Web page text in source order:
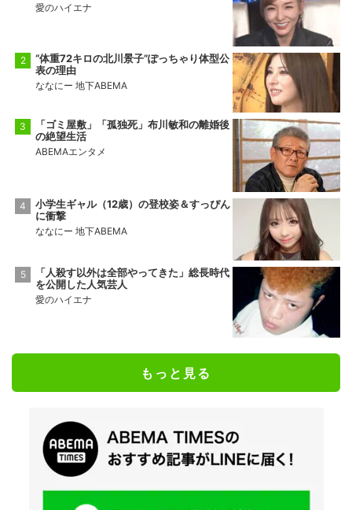
愛のハイエナ
“体重72キロの北川景子”ぽっちゃり体型公
表の理由
ななにー 地下ABEMA
「ゴミ屋敷」「孤独死」布川敏和の離婚後
の絶望生活
ABEMAエンタメ
小学生ギャル（12歳）の登校姿＆すっぴん
に衝撃
ななにー 地下ABEMA
「人殺す以外は全部やってきた」総長時代
を公開した人気芸人
愛のハイエナ
もっと見る